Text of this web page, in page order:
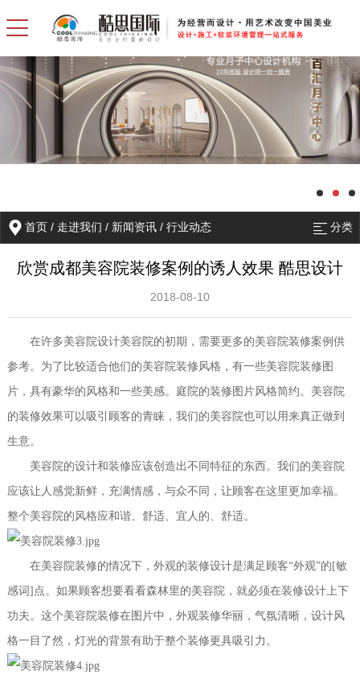
首页 / 走进我们 / 新闻资讯 /行业动态 分类
欣赏成都美容院装修案例的诱人效果 酷思设计
2018-08-10
在许多美容院设计美容院的初期，需要更多的美容院装修案例供
参考。为了比较适合他们的美容院装修风格，有一些美容院装修图
片，具有豪华的风格和一些美感。庭院的装修图片风格简约。美容院
的装修效果可以吸引顾客的青睐，我们的美容院也可以用来真正做到
生意。
美容院的设计和装修应该创造出不同特征的东西。我们的美容院
应该让人感觉新鲜，充满情感，与众不同，让顾客在这里更加幸福。
整个美容院的风格应和谐、舒适、宜人的、舒适。
在美容院装修的情况下，外观的装修设计是满足顾客“外观”的[敏
感词]点。如果顾客想要看看森林里的美容院，就必须在装修设计上下
功夫。这个美容院装修在图片中，外观装修华丽，气氛清晰，设计风
格一目了然，灯光的背景有助于整个装修更具吸引力。